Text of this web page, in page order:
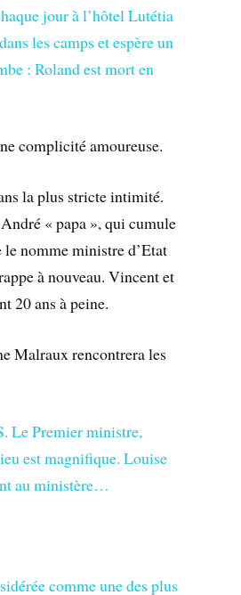
jour à l’hôtel Lutétia
les camps et espère un
: Roland est mort en
complicité amoureuse.
la plus stricte intimité.
« papa », qui cumule
le nomme ministre d’Etat
à nouveau. Vincent et
20 ans à peine.
Malraux rencontrera les
Le Premier ministre,
est magnifique. Louise
au ministère…
comme une des plus